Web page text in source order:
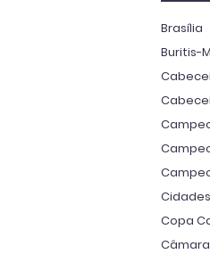
Brasília
Buritis-
Cidades
Copa